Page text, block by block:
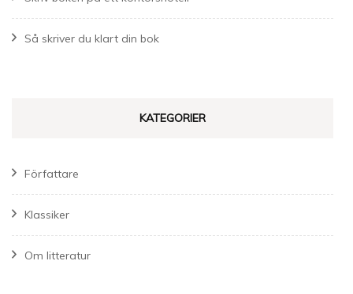
Så skriver du klart din bok
KATEGORIER
Författare
Klassiker
Om litteratur